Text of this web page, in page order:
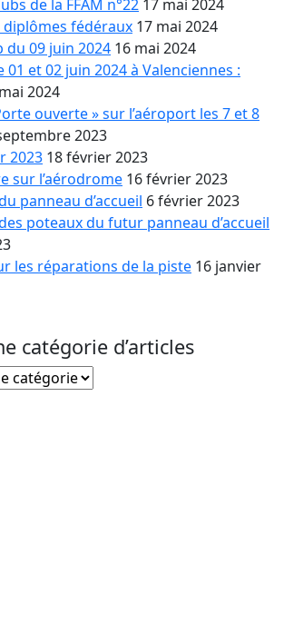
de la FFAM n°22 17 mai 2024
diplômes fédéraux 17 mai 2024
du 09 juin 2024 16 mai 2024
01 et 02 juin 2024 à Valenciennes :
2024
ouverte » sur l’aéroport les 7 et 8
2023
2023 18 février 2023
sur l’aérodrome 16 février 2023
panneau d’accueil 6 février 2023
poteaux du futur panneau d’accueil
les réparations de la piste 16 janvier
catégorie d’articles